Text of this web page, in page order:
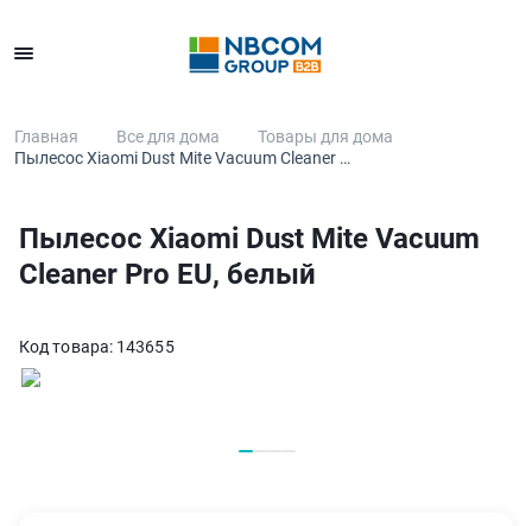
Главная Все для дома
Товары для дома
Пылесос Xiaomi Dust Mite Vacuum Cleaner …
Пылесос Xiaomi Dust Mite Vacuum
Cleaner Pro EU, белый
Код товара: 143655